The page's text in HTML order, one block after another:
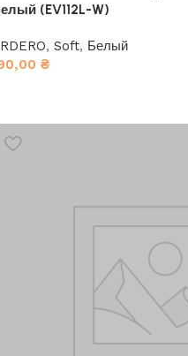
(EV112L-W)
, Soft, Белый
₴